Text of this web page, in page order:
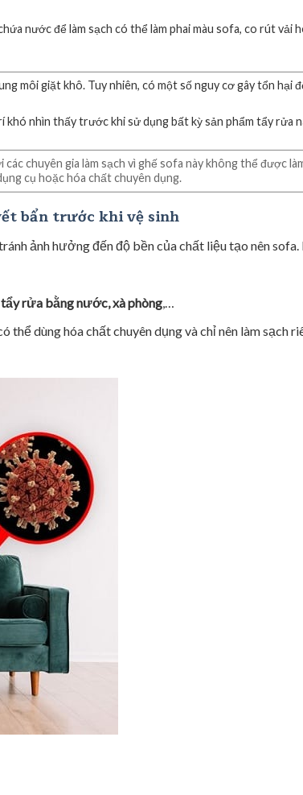
nước để làm sạch có thể làm phai màu sofa, co rút vải
môi giặt khô. Tuy nhiên, có một số nguy cơ gây tổn hại
khó nhìn thấy trước khi sử dụng bất kỳ sản phẩm tẩy rửa
chuyên gia làm sạch vì ghế sofa này không thể được
cụ hoặc hóa chất chuyên dụng.
bẩn trước khi vệ sinh
ảnh hưởng đến độ bền của chất liệu tạo nên
rửa bằng nước, xà phòng,…
dùng hóa chất chuyên dụng và chỉ nên làm sạch